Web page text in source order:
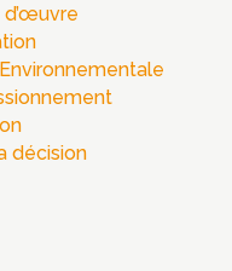
d’œuvre
décision